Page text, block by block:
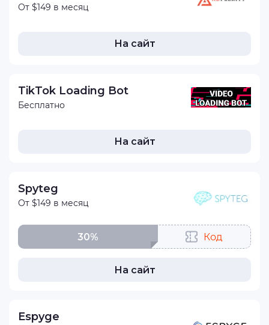
От $149 в месяц
На сайт
TikTok Loading Bot
Бесплатно
На сайт
Spyteg
От $149 в месяц
30% Код
На сайт
Espyge